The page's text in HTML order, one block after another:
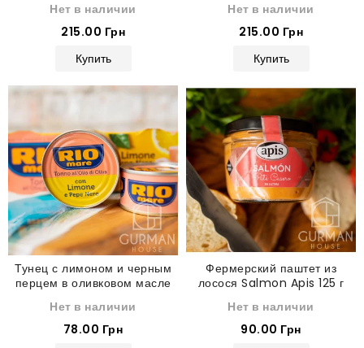
Нет в наличии
215.00 Грн
Купить
Nixe 160 г
Нет в наличии
215.00 Грн
Купить
Тунец с лимоном и черным
перцем в оливковом масле
Нет в наличии
78.00 Грн
Фермерский паштет из
лосося Salmon Apis 125 г
Нет в наличии
90.00 Грн